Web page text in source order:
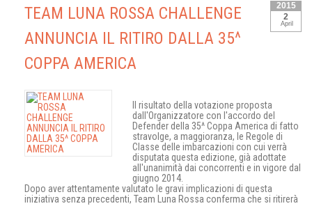
2015
2
April
TEAM LUNA ROSSA CHALLENGE
ANNUNCIA IL RITIRO DALLA 35^
COPPA AMERICA
Il risultato della votazione proposta
dall'Organizzatore con l'accordo del
Defender della 35^ Coppa America di fatto
stravolge, a maggioranza, le Regole di
Classe delle imbarcazioni con cui verrà
disputata questa edizione, già adottate
all'unanimità dai concorrenti e in vigore dal
giugno 2014.
Dopo aver attentamente valutato le gravi implicazioni di questa
iniziativa senza precedenti, Team Luna Rossa conferma che si ritirerà